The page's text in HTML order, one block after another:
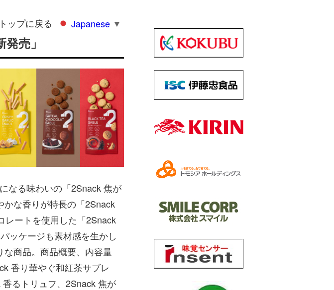
トップに戻る Japanese ▼
売」
なる味わいの「2Snack 焦が
かな⾹りが特長の「2Snack
レートを使⽤した「2Snack
ッケージも素材感を生かし
商品。商品概要、内容量
⾹り華やぐ和紅茶サブレ
るトリュフ、2Snack 焦が